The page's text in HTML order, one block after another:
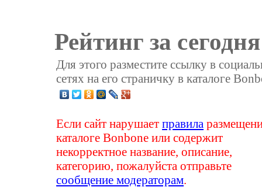
Рейтинг за
Для этого разместите ссылку в
сетях на его страничку в каталоге
Если сайт нарушаетправила
каталоге Bonbone или содержит
некорректное название, описание,
категорию, пожалуйста отправьте
сообщение модераторам